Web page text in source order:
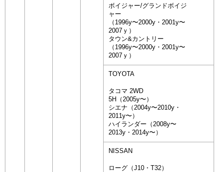
ボイジャー/グランドボイジ
ャー
（1996y〜2000y・2001y〜
2007ｙ）
タウン&カントリー
（1996y〜2000y・2001y〜
2007ｙ）
TOYOTA
タコマ 2WD
5H（2005y〜）
シエナ（2004y〜2010y・
2011y〜）
ハイランダー（2008y〜
2013y・2014y〜）
NISSAN
ローグ（J10・T32）